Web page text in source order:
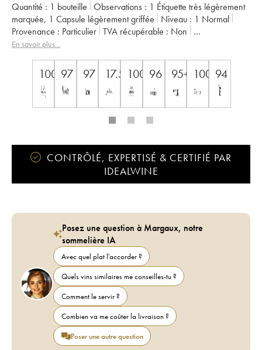
Quantité : 1 bouteille Observations : 1 Étiquette très légèrement
marquée, 1 Capsule légèrement griffée Niveau : 1 Normal
Provenance : particulier TVA récupérable :
non
Région :
Bordeaux
Propriétaire :
Alfred Tesseron
En savoir plus...
100 97 97 17.5 100 96 95+/100
100 94
CONTRÔLÉ, EXPERTISÉ & CERTIFIÉ PAR
IDEALWINE
Posez une question à Margaux, notre
sommelière IA
Avec quel plat l'accorder ?
Quels vins similaires me conseilles-tu ?
Comment le servir ?
Combien va me coûter la livraison ?
Poser une autre question